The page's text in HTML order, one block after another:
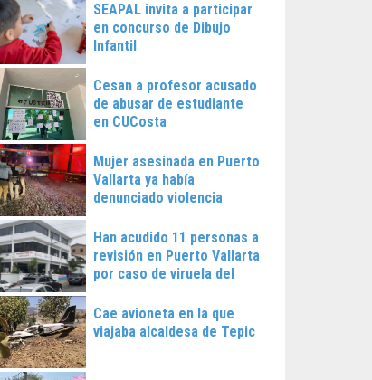
SEAPAL invita a participar
en concurso de Dibujo
Infantil
Cesan a profesor acusado
de abusar de estudiante
en CUCosta
Mujer asesinada en Puerto
Vallarta ya había
denunciado violencia
Han acudido 11 personas a
revisión en Puerto Vallarta
por caso de viruela del
Cae avioneta en la que
viajaba alcaldesa de Tepic